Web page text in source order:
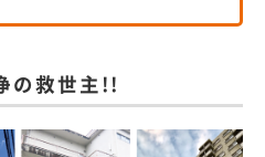
の救世主!!